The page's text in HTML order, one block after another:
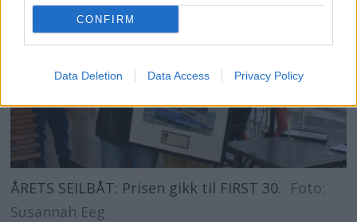
CONFIRM
Data Deletion Data Access Privacy Policy
ÅRETS SEILBÅT: Prisen gikk til FIRST 30.
Foto:
Susannah Eeg